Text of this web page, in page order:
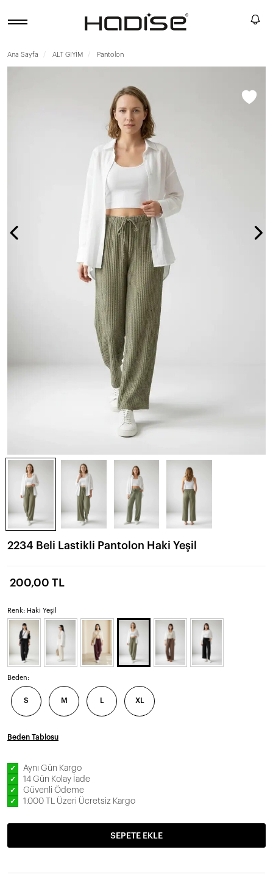
Ana Sayfa ALT GİYİM Pantolon
2234 Beli Lastikli Pantolon Haki Yeşil
200,00 TL
Renk: Haki Yeşil
Beden:
S M L XL
Beden Tablosu
SEPETE EKLE
✓ Aynı Gün Kargo
✓ 14 Gün Kolay İade
✓ Güvenli Ödeme
✓ 1.000 TL Üzeri Ücretsiz Kargo